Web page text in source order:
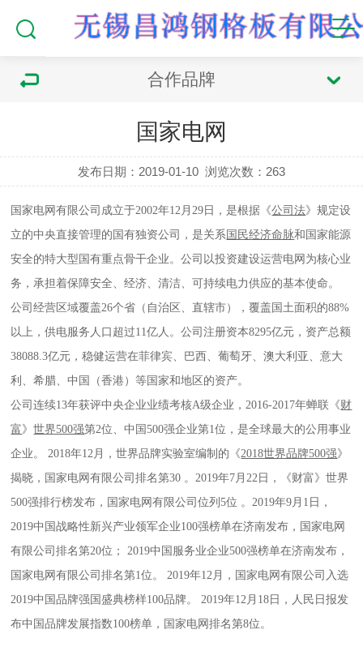
合作品牌
国家电网
发布日期：2019-01-10 浏览次数： 263
国家电网有限公司成立于2002年12月29日，是根据《公司法》规定设
立的中央直接管理的国有独资公司，是关系 国民经济命脉和国家能源
安全的特大型国有重点骨干企业。公司以投资建设运营电网为核心业
务，承担着保障安全、经济、清洁、可持续电力供应的基本使命。
公司经营区域覆盖26个省（自治区、直辖市），覆盖国土面积的88%
以上，供电服务人口超过11亿人。公司注册资本8295亿元，资产总额
38088.3亿元，稳健运营在菲律宾、巴西、葡萄牙、澳大利亚、意大
利、希腊、中国（香港）等国家和地区的资产。
公司连续13年获评中央企业业绩考核A级企业，2016-2017年蝉联《财
富》世界500强第2位、中国500强企业第1位，是全球最大的公用事业
企业。
2018年12月，世界品牌实验室编制的《2018世界品牌500强》
揭晓，国家电网有限公司排名第30 。2019年7月22日，《财富》世界
500强排行榜发布，国家电网有限公司位列5位 。2019年9月1日，
2019中国战略性新兴产业领军企业100强榜单在济南发布，国家电网
有限公司排名第20位；
2019中国服务业企业500强榜单在济南发布，
国家电网有限公司排名第1位。
2019年12月，国家电网有限公司入选
2019中国品牌强国盛典榜样100品牌。
2019年12月18日，人民日报发
布中国品牌发展指数100榜单，国家电网排名第8位。